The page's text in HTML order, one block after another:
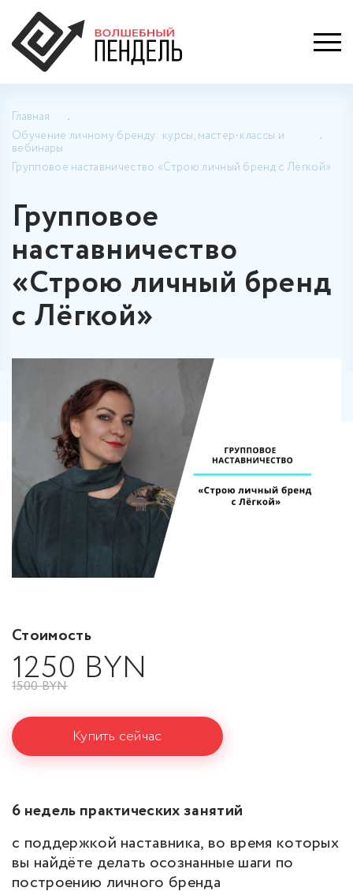
Главная
Обучение личному бренду: курсы, мастер-классы и
вебинары
Групповое наставничество «Строю личный бренд с Лёгкой»
Групповое
наставничество
«Строю личный бренд
с Лёгкой»
Стоимость
1250 BYN
1500 BYN
Купить сейчас
6 недель практических занятий
с поддержкой наставника, во время которых
вы найдёте делать осознанные шаги по
построению личного бренда